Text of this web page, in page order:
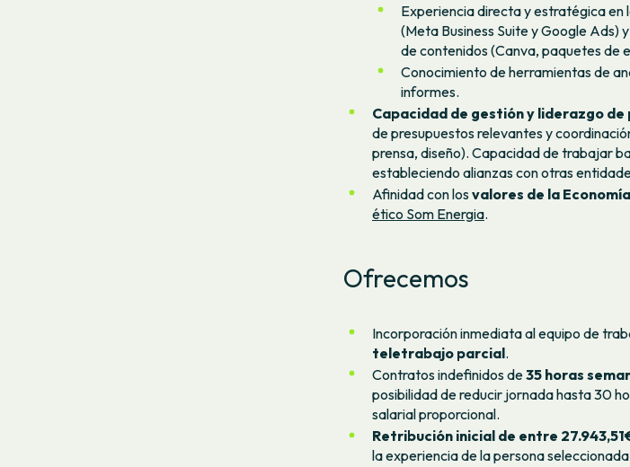
Experiencia directa y estratégica
(Meta Business Suite y Google Ads)
de contenidos (Canva, paquetes de
Conocimiento de herramientas de
informes.
Capacidad de gestión y liderazgo
de presupuestos relevantes y
prensa, diseño). Capacidad de trabajar
estableciendo alianzas con otras
Afinidad con losvalores de la
ético Som Energia.
Ofrecemos
Incorporación inmediata al equipo de
teletrabajo parcial.
Contratos indefinidos de35 horas
posibilidad de reducir jornada hasta 30
salarial proporcional.
Retribución inicial de entre
la experiencia de la persona